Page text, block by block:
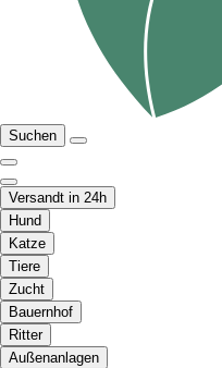
Suchen
Versandt in 24h
Hund
Katze
Tiere
Zucht
Bauernhof
Ritter
Außenanlagen